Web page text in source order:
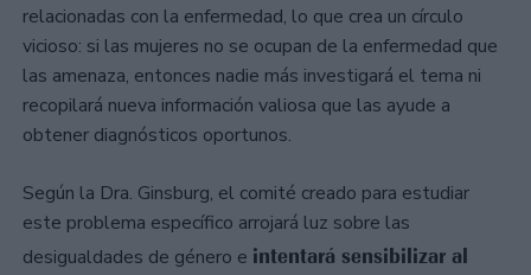
relacionadas con la enfermedad, lo que crea un círculo
vicioso: si las mujeres no se ocupan de la enfermedad que
las amenaza, entonces nadie más investigará el tema ni
recopilará nueva información valiosa que las ayude a
obtener diagnósticos oportunos.
Según la Dra. Ginsburg, el comité creado para estudiar
este problema específico arrojará luz sobre las
desigualdades de género e intentará sensibilizar al